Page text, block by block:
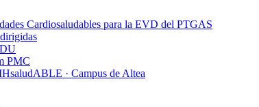
Cardiosaludables para la EVD del PTGAS
PMC
· Campus de Altea